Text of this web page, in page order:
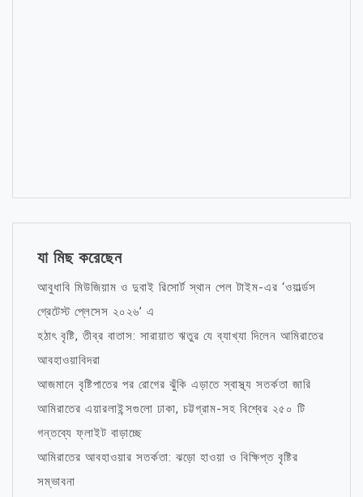
যা মিছ করেছেন
আবুধাবি মিউজিয়াম ও দুবাই রিসোর্ট স্থান পেল টাইম-এর ‘ওয়ার্ল্ডস
গ্রেটেস্ট প্লেসেস ২০২৬’ এ
হঠাৎ বৃষ্টি, তীব্র বাতাস: সারায়াত ঋতুর যে ব্যাখ্যা দিলেন আমিরাতের
আবহাওয়াবিদরা
আজমানে বৃষ্টিপাতের পর রোগের ঝুঁকি এড়াতে স্বাস্থ্য সতর্কতা জারি
আমিরাতের এয়ারলাইন্সগুলো ঢাকা, চট্টগ্রাম-সহ বিশ্বের ২৫০ টি
গন্তব্যে ফ্লাইট বাড়াচ্ছে
আমিরাতের আবহাওয়ার সতর্কতা: ঝড়ো হাওয়া ও বিক্ষিপ্ত বৃষ্টির
সম্ভাবনা